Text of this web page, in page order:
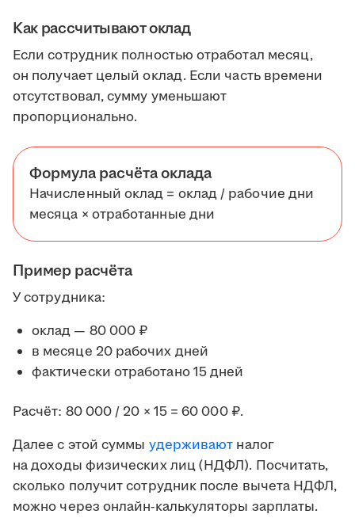
Как рассчитывают оклад
Если сотрудник полностью отработал месяц,
он получает целый оклад. Если часть времени
отсутствовал, сумму уменьшают
пропорционально.
Формула расчёта оклада
Начисленный оклад = оклад / рабочие дни
месяца × отработанные дни
Пример расчёта
У сотрудника:
оклад — 80 000 ₽
в месяце 20 рабочих дней
фактически отработано 15 дней
Расчёт: 80 000 / 20 × 15 = 60 000 ₽.
Далее с этой суммы удерживают налог
на доходы физических лиц (НДФЛ). Посчитать,
сколько получит сотрудник после вычета НДФЛ,
можно через онлайн-калькуляторы зарплаты.